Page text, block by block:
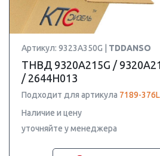
Артикул: 9323A350G | TDDANSO
ТНВД 9320A215G /
/ 2644H013
Подходит для артикула 7189-376L
Наличие и цену
уточняйте у менеджера